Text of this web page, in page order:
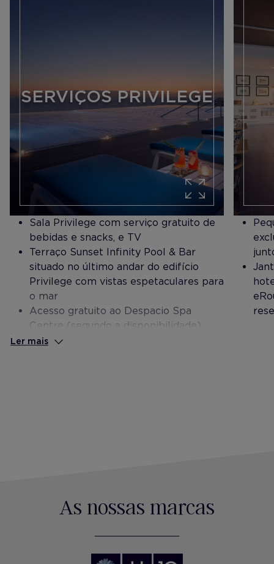
SERVIÇOS PRIVILEGE
Sala Privilege com serviço gratuito de
bebidas e snacks, e TV
Terraço Sunset Infinity Pool & Bar
situado no último andar do edifício
Privilege com vistas espetaculares para
o mar
Acesso gratuito ao Despacio Spa
Centre (segundo a disponibilidade)
Check-in e check-out personalizado
Ler mais
e
As nossas marcas